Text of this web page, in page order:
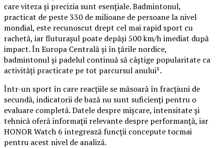
care viteza și precizia sunt esențiale. Badmintonul,
practicat de peste 330 de milioane de persoane la nivel
mondial, este recunoscut drept cel mai rapid sport cu
rachetă, iar fluturașul poate depăși 500 km/h imediat după
impact. În Europa Centrală și în țările nordice,
badmintonul și padelul continuă să câștige popularitate ca
activități practicate pe tot parcursul anului¹.
Într-un sport în care reacțiile se măsoară în fracțiuni de
secundă, indicatorii de bază nu sunt suficienți pentru o
evaluare completă. Datele despre mișcare, intensitate și
tehnică oferă informații relevante despre performanță, iar
HONOR Watch 6 integrează funcții concepute tocmai
pentru acest nivel de analiză.